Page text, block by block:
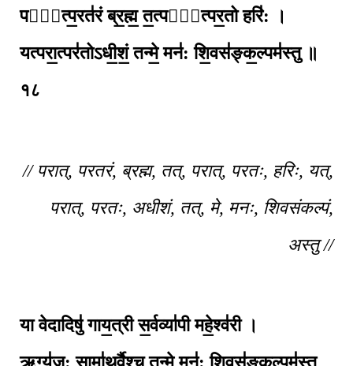
परा᳚त्प॒रत॑रं ब्र॒ह्म॒ त॒त्परा᳚त्पर॒तो हरि॑: ।
यत्परा॒त्पर॑तोऽधी॒शं॒ तन्मे॒ मन॑: शि॒वस॑ङ्क॒ल्पम॑स्तु ॥
१८
// परात्, परतरं, ब्रह्म, तत्, परात्, परतः, हरिः, यत्,
परात्, परतः, अधीशं, तत्, मे, मनः, शिवसंकल्पं,
अस्तु //
या वेदादिषु॑ गाय॒त्री स॒र्वव्या॑पी महे॒श्व॑री ।